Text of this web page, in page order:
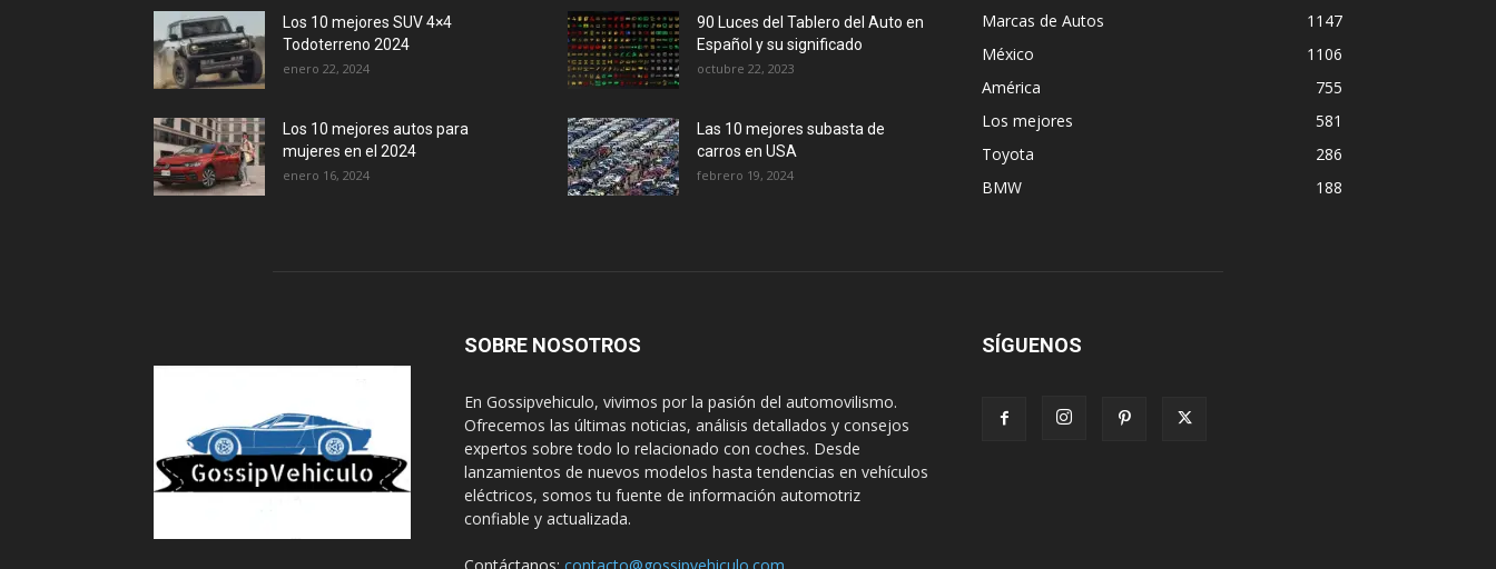
Los 10 mejores SUV 4×4
Todoterreno 2024
enero 22, 2024
Los 10 mejores autos para
mujeres en el 2024
enero 16, 2024
90 Luces del Tablero del Auto en
Español y su significado
octubre 22, 2023
Las 10 mejores subasta de
carros en USA
febrero 19, 2024
Marcas de Autos
1147
México
1106
América
755
Los mejores
581
Toyota
286
BMW
188
SOBRE NOSOTROS
En Gossipvehiculo, vivimos por la pasión del automovilismo.
Ofrecemos las últimas noticias, análisis detallados y consejos
expertos sobre todo lo relacionado con coches. Desde
lanzamientos de nuevos modelos hasta tendencias en vehículos
eléctricos, somos tu fuente de información automotriz
confiable y actualizada.
SÍGUENOS